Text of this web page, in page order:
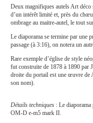
Deux magnifiques autels Art déco
d’un intérêt limité et, près du
ombrage au maitre-autel, le tout
Le diaporama se termine par une
passage (à 3:16), on notera un
Rare exemple d’église de style
fut construite de 1878 à 1890 par
droite du portail est une œuvre de
son nom).
Détails techniques : Le diaporama
OM-D e-m5 mark II.